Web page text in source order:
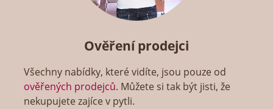
Ověření prodejci
Všechny nabídky, které vidíte, jsou pouze od
ověřených prodejců. Můžete si tak být jisti, že
nekupujete zajíce v pytli.